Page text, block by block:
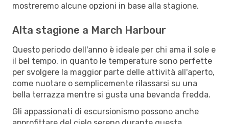
mostreremo alcune opzioni in base alla stagione.
Alta stagione a March Harbour
Questo periodo dell'anno è ideale per chi ama il sole e
il bel tempo, in quanto le temperature sono perfette
per svolgere la maggior parte delle attività all'aperto,
come nuotare o semplicemente rilassarsi su una
bella terrazza mentre si gusta una bevanda fredda.
Gli appassionati di escursionismo possono anche